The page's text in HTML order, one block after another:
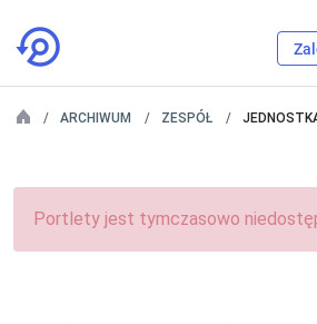
ARCHIWUM ZESPÓŁ
Portlety jest tymczasowo